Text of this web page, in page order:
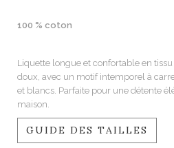
100 % coton
Liquette longue et confortable en
doux, avec un motif intemporel à
et blancs. Parfaite pour une détente
maison.
GUIDE DES TAILLES